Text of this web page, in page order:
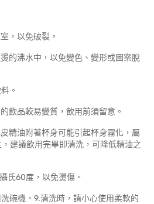
，以免破裂。
的沸水中，以免變色、變形或圖案脫
。
飲品較易變質，飲用前須留意。
精油附著杯身可能引起杯身霧化，屬
建議飲用完畢即清洗，可降低精油之
氏60度，以免燙傷。
碗機。9.清洗時，請小心使用柔軟的